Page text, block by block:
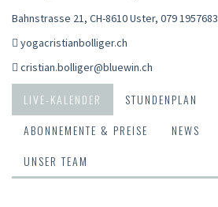
Bahnstrasse 21, CH-8610 Uster, 079 1957683
yogacristianbolliger.ch
cristian.bolliger@bluewin.ch
LIVE-KALENDER
STUNDENPLAN
ABONNEMENTE & PREISE
NEWS
UNSER TEAM